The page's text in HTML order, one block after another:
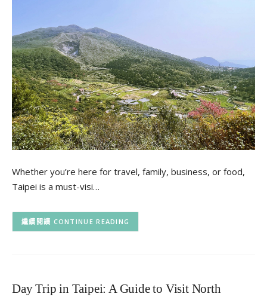
Whether you’re here for travel, family, business, or food,
Taipei is a must-visi…
CONTINUE READING
Day Trip in Taipei: A Guide to Visit North